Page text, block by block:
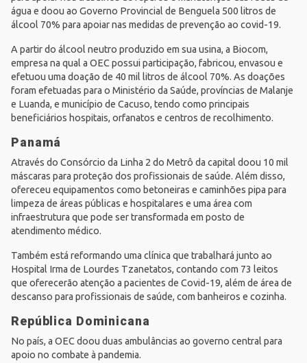
água e doou ao Governo Provincial de Benguela 500 litros de
álcool 70% para apoiar nas medidas de prevenção ao covid-19.
A partir do álcool neutro produzido em sua usina, a Biocom,
empresa na qual a OEC possui participação, fabricou, envasou e
efetuou uma doação de 40 mil litros de álcool 70%. As doações
foram efetuadas para o Ministério da Saúde, províncias de Malanje
e Luanda, e município de Cacuso, tendo como principais
beneficiários hospitais, orfanatos e centros de recolhimento.
Panamá
Através do Consórcio da Linha 2 do Metrô da capital doou 10 mil
máscaras para proteção dos profissionais de saúde. Além disso,
ofereceu equipamentos como betoneiras e caminhões pipa para
limpeza de áreas públicas e hospitalares e uma área com
infraestrutura que pode ser transformada em posto de
atendimento médico.
Também está reformando uma clínica que trabalhará junto ao
Hospital Irma de Lourdes Tzanetatos, contando com 73 leitos
que oferecerão atenção a pacientes de Covid-19, além de área de
descanso para profissionais de saúde, com banheiros e cozinha.
República Dominicana
No país, a OEC doou duas ambulâncias ao governo central para
apoio no combate à pandemia.